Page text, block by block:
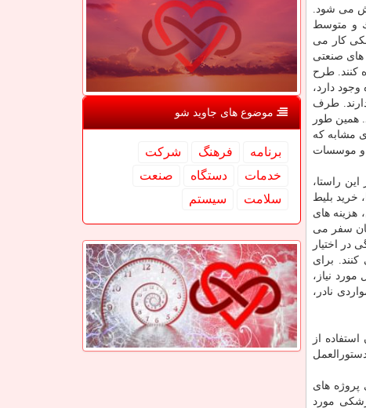
می شود.
و متوسط
كار می
صنعتی
كنند. طرح
دارد،
طرف
قرار می گیرد. همین طور
نهادهای مشابه كه
و موسسات
راستا،
خرید بلیط
هزینه های
سفر می
یورو بعنوان هزینه های زندگی در اختیار
برای
نیاز،
نادر،
از
پروژه های
مورد
موضوع های جاوید شو
برنامه فرهنگ
شركت
خدمات
دستگاه
صنعت
سلامت
سیستم